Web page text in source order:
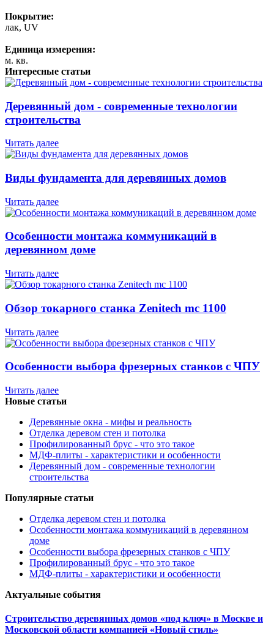
Покрытие:
лак, UV
Единица измерения:
м. кв.
Интересные статьи
Деревянный дом - современные технологии
строительства
Читать далее
Виды фундамента для деревянных домов
Читать далее
Особенности монтажа коммуникаций в
деревянном доме
Читать далее
Обзор токарного станка Zenitech mc 1100
Читать далее
Особенности выбора фрезерных станков с ЧПУ
Читать далее
Новые статьи
Деревянные окна - мифы и реальность
Отделка деревом стен и потолка
Профилированный брус - что это такое
МДФ-плиты - характеристики и особенности
Деревянный дом - современные технологии
строительства
Популярные статьи
Отделка деревом стен и потолка
Особенности монтажа коммуникаций в деревянном
доме
Особенности выбора фрезерных станков с ЧПУ
Профилированный брус - что это такое
МДФ-плиты - характеристики и особенности
Актуальные события
Строительство деревянных домов «под ключ» в Москве и
Московской области компанией «Новый стиль»